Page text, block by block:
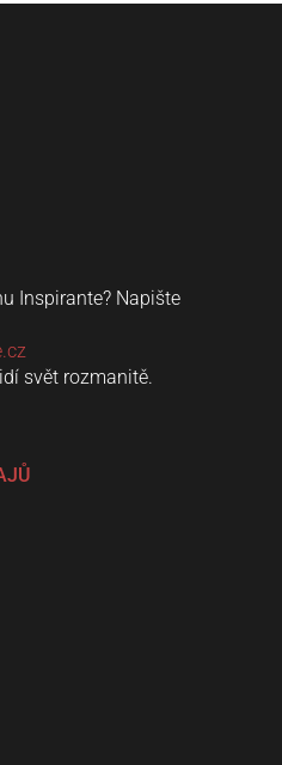
Inspirante? Napište
svět rozmanitě.